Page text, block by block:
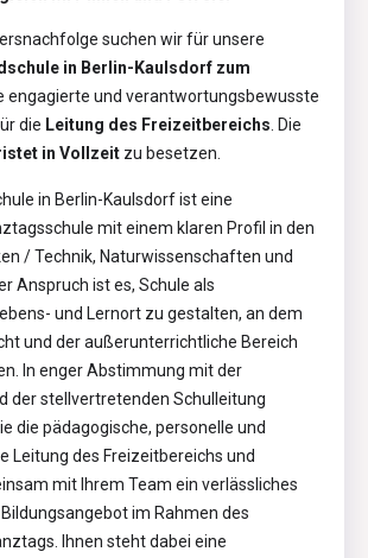
suchen wir für unsere
in Berlin-Kaulsdorf zum
engagierte und verantwortungsbewusste
die Leitung des Freizeitbereichs. Die
in Vollzeit zu besetzen.
in Berlin-Kaulsdorf ist eine
mit einem klaren Profil in den
/ Technik, Naturwissenschaften und
Anspruch ist es, Schule als
und Lernort zu gestalten, an dem
und der außerunterrichtliche Bereich
In enger Abstimmung mit der
der stellvertretenden Schulleitung
die pädagogische, personelle und
Leitung des Freizeitbereichs und
mit Ihrem Team ein verlässliches
im Rahmen des
Ihnen steht dabei eine